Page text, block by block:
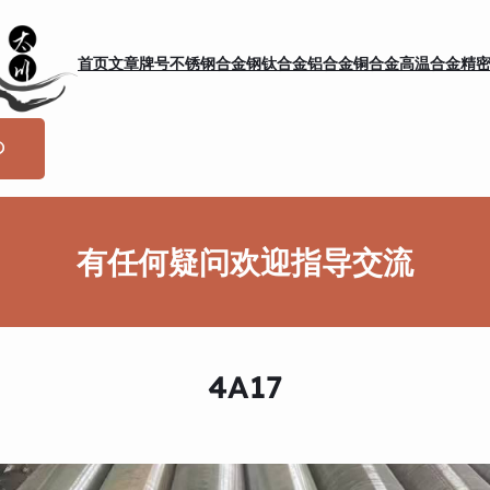
首页文章牌号不锈钢合金钢钛合金铝合金铜合金高温合金精
有任何疑问欢迎指导交流
4A17